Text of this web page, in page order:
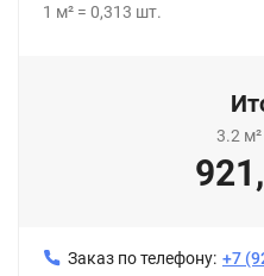
1 м² = 0,313 шт.
3.2 м²
Заказ по телефону: +7